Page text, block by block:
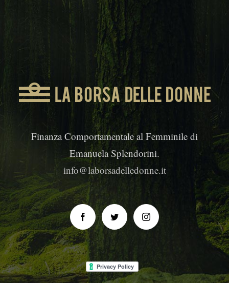
Finanza Comportamentale al Femminile di
Emanuela Splendorini.
info@laborsadelledonne.it